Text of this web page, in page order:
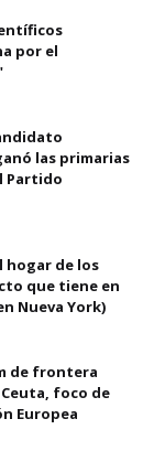
por el
las primarias
Partido
hogar de los
que tiene en
Nueva York)
de frontera
foco de
Europea